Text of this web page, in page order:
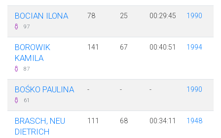
BOCIAN ILONA
97
78 25 00:29:45 1990
BOROWIK
KAMILA
87
141 67 00:40:51 1994
BOŚKO PAULINA
61
- - - 1990
BRASCH, NEU
DIETRICH
111 68 00:34:11 1948